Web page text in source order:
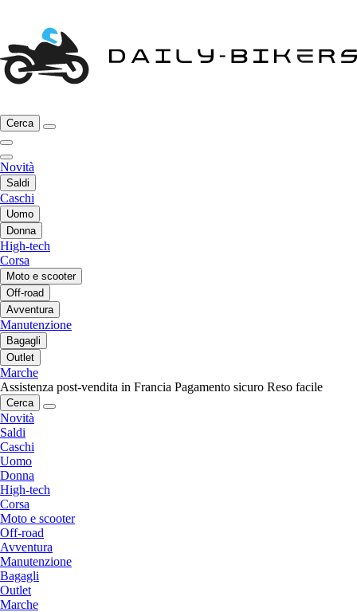
Cerca
Novità
Saldi
Caschi
Uomo
Donna
High-tech
Corsa
Moto e scooter
Off-road
Avventura
Manutenzione
Bagagli
Outlet
Marche
Assistenza post-vendita in Francia Pagamento sicuro Reso facile
Cerca
Novità
Saldi
Caschi
Uomo
Donna
High-tech
Corsa
Moto e scooter
Off-road
Avventura
Manutenzione
Bagagli
Outlet
Marche